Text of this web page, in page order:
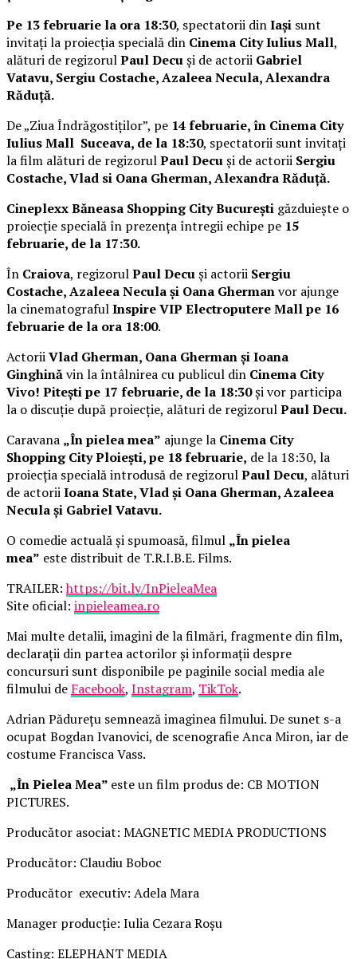
Pe 13 februarie la ora 18:30, spectatorii dinIași sunt
invitați la proiecția specială din Cinema City Iulius Mall,
alături de regizorulPaul Decuși de actorii Gabriel
Vatavu, Sergiu Costache, Azaleea Necula, Alexandra
Răduță.
De „Ziua Îndrăgostiților”, pe 14 februarie, în Cinema City
Iulius Mall Suceava, de la 18:30, spectatorii sunt invitați
la film alături de regizorulPaul Decuși de actorii Sergiu
Costache, Vlad si Oana Gherman, Alexandra Răduță.
Cineplexx Băneasa Shopping City București găzduiește o
proiecție specială în prezența întregii echipe pe 15
februarie, de la 17:30.
În Craiova, regizorulPaul Decuși actorii Sergiu
Costache, Azaleea Necula și Oana Ghermanvor ajunge
la cinematografulInspire VIP Electroputere Mall pe 16
februarie de la ora 18:00.
ActoriiVlad Gherman, Oana Gherman și Ioana
Ginghinăvin la întâlnirea cu publicul din Cinema City
Vivo! Pitești pe 17 februarie, de la 18:30și vor participa
la o discuție după proiecție, alături de regizorulPaul Decu.
Caravana „În pielea mea” ajunge la Cinema City
Shopping City Ploiești, pe 18 februarie, de la 18:30, la
proiecția specială introdusă de regizorulPaul Decu, alături
de actoriiIoana State, Vlad și Oana Gherman, Azaleea
Necula și Gabriel Vatavu.
O comedie actuală și spumoasă, filmul „În pielea
mea” este distribuit de T.R.I.B.E. Films.
TRAILER:https://bit.ly/InPieleaMea
Site oficial: inpieleamea.ro
Mai multe detalii, imagini de la filmări, fragmente din film,
declarații din partea actorilor și informații despre
concursuri sunt disponibile pe paginile social media ale
filmului de Facebook, Instagram, TikTok.
Adrian Pădurețu semnează imaginea filmului. De sunet s-a
ocupat Bogdan Ivanovici, de scenografie Anca Miron, iar de
costume Francisca Vass.
„În Pielea Mea” este un film produs de: CB MOTION
PICTURES.
Producător asociat: MAGNETIC MEDIA PRODUCTIONS
Producător: Claudiu Boboc
Producător executiv: Adela Mara
Manager producție: Iulia Cezara Roșu
Casting: ELEPHANT MEDIA